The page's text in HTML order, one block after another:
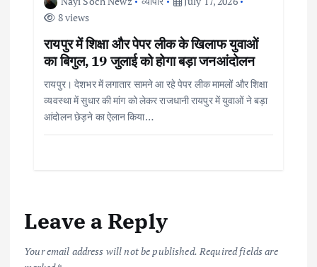
8 views
रायपुर में शिक्षा और पेपर लीक के खिलाफ युवाओं
का बिगुल, 19 जुलाई को होगा बड़ा जनआंदोलन
रायपुर। देशभर में लगातार सामने आ रहे पेपर लीक मामलों और शिक्षा
व्यवस्था में सुधार की मांग को लेकर राजधानी रायपुर में युवाओं ने बड़ा
आंदोलन छेड़ने का ऐलान किया…
Leave a Reply
Your email address will not be published. Required fields are